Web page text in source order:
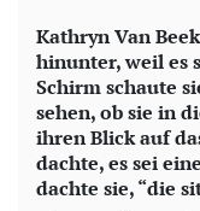
Kathryn Van
hinunter, weil es
Schirm schaute
sehen, ob sie in
ihren Blick auf
dachte, es sei
dachte sie, “die